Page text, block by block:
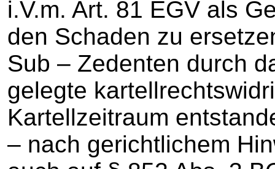
i.V.m. Art. 81 EGV als
den Schaden zu
Sub – Zedenten durch
gelegte
Kartellzeitraum
– nach gerichtlichem